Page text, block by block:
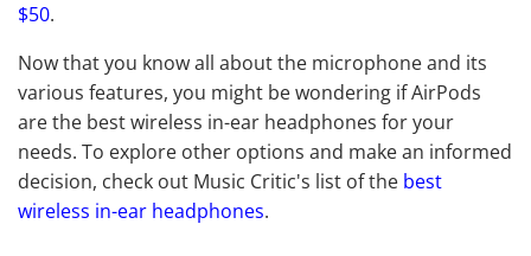
$50.
Now that you know all about the microphone and its
various features, you might be wondering if AirPods
are the best wireless in-ear headphones for your
needs. To explore other options and make an informed
decision, check out Music Critic's list of the best
wireless in-ear headphones.